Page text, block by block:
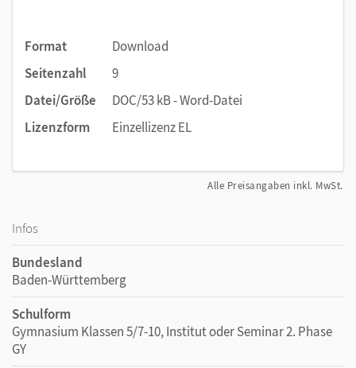
Format
Download
Seitenzahl
9
Datei/Größe
DOC/53 kB - Word-Datei
Lizenzform
Einzellizenz EL
Alle Preisangaben inkl. MwSt.
Infos
Bundesland
Baden-Württemberg
Schulform
Gymnasium Klassen 5/7-10, Institut oder Seminar 2. Phase
GY